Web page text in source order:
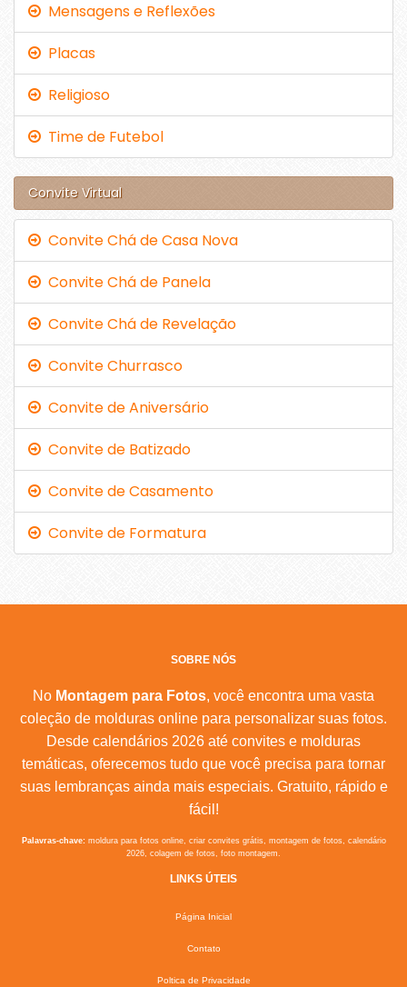
Mensagens e Reflexões
Placas
Religioso
Time de Futebol
Convite Virtual
Convite Chá de Casa Nova
Convite Chá de Panela
Convite Chá de Revelação
Convite Churrasco
Convite de Aniversário
Convite de Batizado
Convite de Casamento
Convite de Formatura
SOBRE NÓS
No Montagem para Fotos, você encontra uma vasta
coleção de molduras online para personalizar suas fotos.
Desde calendários 2026 até convites e molduras
temáticas, oferecemos tudo que você precisa para tornar
suas lembranças ainda mais especiais. Gratuito, rápido e
fácil!
Palavras-chave:moldura para fotos online, criar convites grátis, montagem de fotos, calendário
2026, colagem de fotos, foto montagem.
LINKS ÚTEIS
Página Inicial
Contato
Poltica de Privacidade